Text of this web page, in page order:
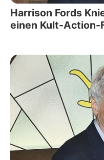
Harrison Fords
einen Kult-Action-